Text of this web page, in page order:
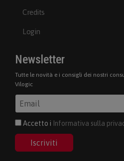
Credits
Login
Newsletter
Tutte le novità e i consigli dei nostri
Vilogic
Accetto i Informativa sulla
Iscriviti